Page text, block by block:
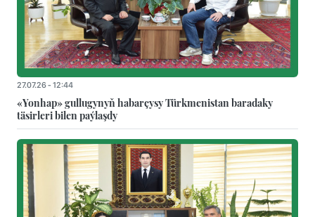
27.07.26 - 12:44
«Yonhap» gullugynyň habarçysy Türkmenistan baradaky
täsirleri bilen paýlaşdy